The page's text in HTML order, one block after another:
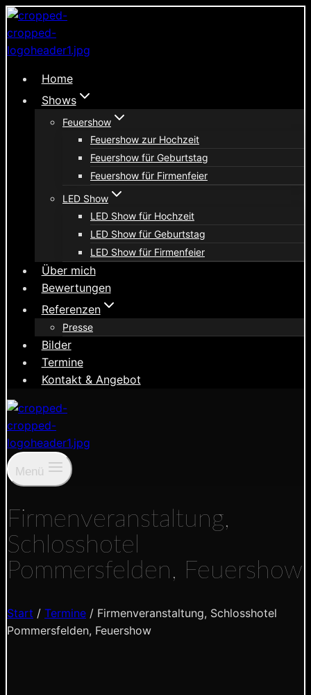
Zum
Inhalt
springen
Home
Shows
Feuershow
Feuershow zur Hochzeit
Feuershow für Geburtstag
Feuershow für Firmenfeier
LED Show
LED Show für Hochzeit
LED Show für Geburtstag
LED Show für Firmenfeier
Über mich
Bewertungen
Referenzen
Presse
Bilder
Termine
Kontakt & Angebot
Menü
Firmenveranstaltung,
Schlosshotel
Pommersfelden, Feuershow
Start / Termine / Firmenveranstaltung, Schlosshotel
Pommersfelden, Feuershow